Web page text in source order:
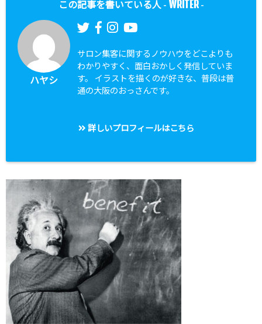
この記事を書いている人 - WRITER-
ハヤシ
サロン集客に関するノウハウをどこよりも
わかりやすく、面白おかしく発信していま
す。 イラストを描くのが好きな、普段は普
通の大阪のおっさんです。
詳しいプロフィールはこちら